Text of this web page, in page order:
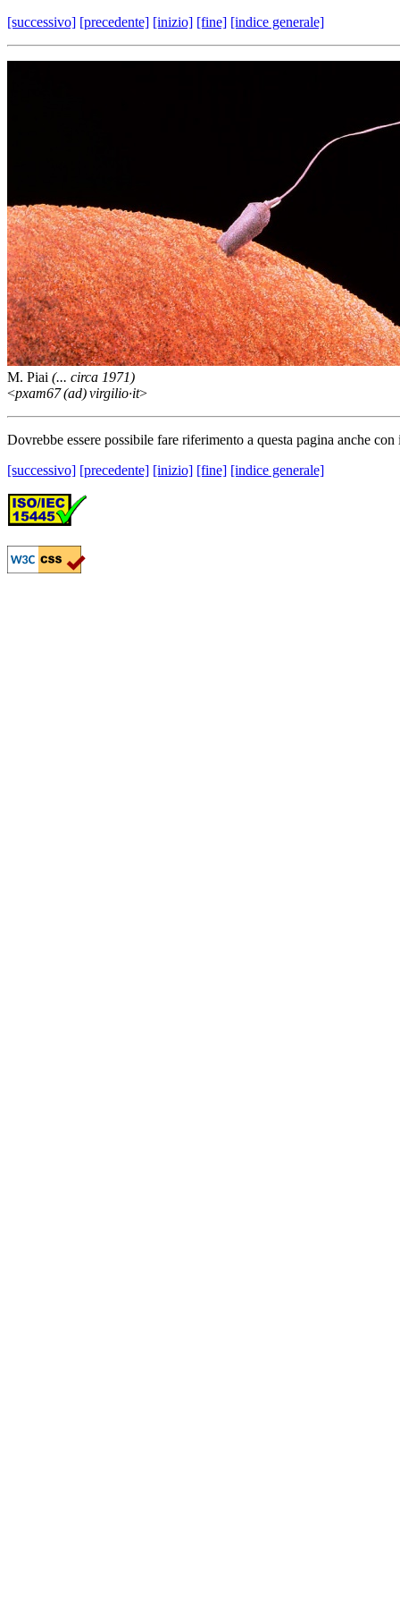
[successivo] [precedente] [inizio] [fine] [indice generale]
M. Piai (... circa 1971)
<pxam67 (ad) virgilio·it>
Dovrebbe essere possibile fare riferimento a questa pagina anche
[successivo] [precedente] [inizio] [fine] [indice generale]